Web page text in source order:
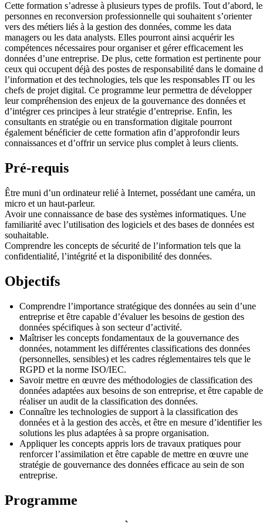
Cette formation s’adresse à plusieurs types de profils. Tout d’abord,
personnes en reconversion professionnelle qui souhaitent s’orienter
vers des métiers liés à la gestion des données, comme les data
managers ou les data analysts. Elles pourront ainsi acquérir les
compétences nécessaires pour organiser et gérer efficacement les
données d’une entreprise. De plus, cette formation est pertinente pour
ceux qui occupent déjà des postes de responsabilité dans le domaine
l’information et des technologies, tels que les responsables IT ou les
chefs de projet digital. Ce programme leur permettra de développer
leur compréhension des enjeux de la gouvernance des données et
d’intégrer ces principes à leur stratégie d’entreprise. Enfin, les
consultants en stratégie ou en transformation digitale pourront
également bénéficier de cette formation afin d’approfondir leurs
connaissances et d’offrir un service plus complet à leurs clients.
Pré-requis
Être muni d’un ordinateur relié à Internet, possédant une caméra, un
micro et un haut-parleur.
Avoir une connaissance de base des systèmes informatiques. Une
familiarité avec l’utilisation des logiciels et des bases de données est
souhaitable.
Comprendre les concepts de sécurité de l’information tels que la
confidentialité, l’intégrité et la disponibilité des données.
Objectifs
Comprendre l’importance stratégique des données au sein d’une
entreprise et être capable d’évaluer les besoins de gestion des
données spécifiques à son secteur d’activité.
Maîtriser les concepts fondamentaux de la gouvernance des
données, notamment les différentes classifications des données
(personnelles, sensibles) et les cadres réglementaires tels que le
RGPD et la norme ISO/IEC.
Savoir mettre en œuvre des méthodologies de classification des
données adaptées aux besoins de son entreprise, et être capable de
réaliser un audit de la classification des données.
Connaître les technologies de support à la classification des
données et à la gestion des accès, et être en mesure d’identifier les
solutions les plus adaptées à sa propre organisation.
Appliquer les concepts appris lors de travaux pratiques pour
renforcer l’assimilation et être capable de mettre en œuvre une
stratégie de gouvernance des données efficace au sein de son
entreprise.
Programme